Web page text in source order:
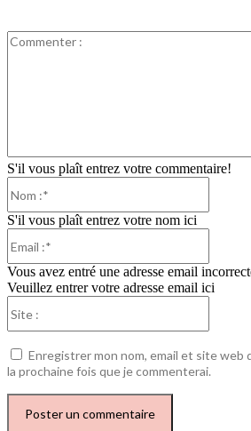
S'il vous plaît entrez votre commentaire!
S'il vous plaît entrez votre nom ici
Vous avez entré une adresse email
Veuillez entrer votre adresse email ici
Enregistrer mon nom, email et site web
la prochaine fois que je commenterai.